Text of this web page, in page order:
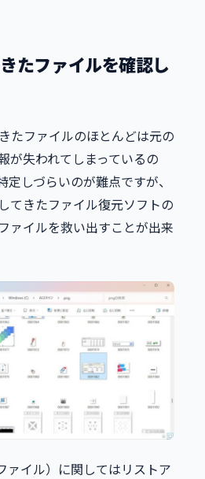
たファイルを確認し
たファイルのほとんどは元の
が失われてしまっているの
定しづらいのが難点ですが、
てきたファイル復元ソフトの
ァイルを救い出すことが出来
ァイル）に関してはリストア